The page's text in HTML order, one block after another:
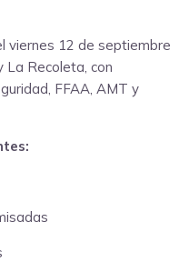
viernes 12 de septiembre
La Recoleta, con
FFAA, AMT y